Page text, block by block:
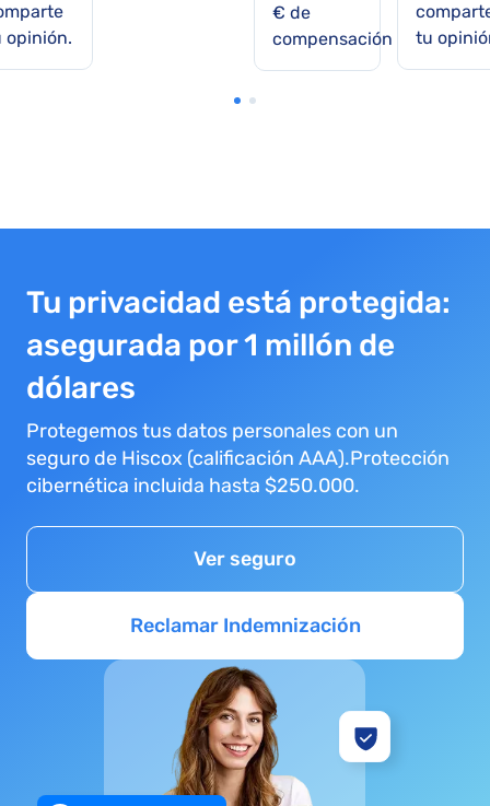
opinión.
€ de
compensación
tu
Tu privacidad está protegida:
asegurada por 1 millón de
dólares
Protegemos tus datos personales con un
seguro de Hiscox (calificación AAA).Protección
cibernética incluida hasta $250.000.
Ver seguro
Reclamar Indemnización